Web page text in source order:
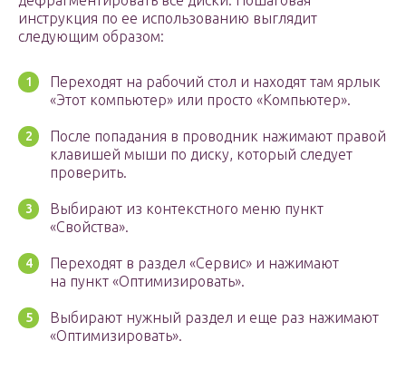
инструкция по ее использованию выглядит
следующим образом:
Переходят на рабочий стол и находят там ярлык
«Этот компьютер» или просто «Компьютер».
После попадания в проводник нажимают правой
клавишей мыши по диску, который следует
проверить.
Выбирают из контекстного меню пункт
«Свойства».
Переходят в раздел «Сервис» и нажимают
на пункт «Оптимизировать».
Выбирают нужный раздел и еще раз нажимают
«Оптимизировать».